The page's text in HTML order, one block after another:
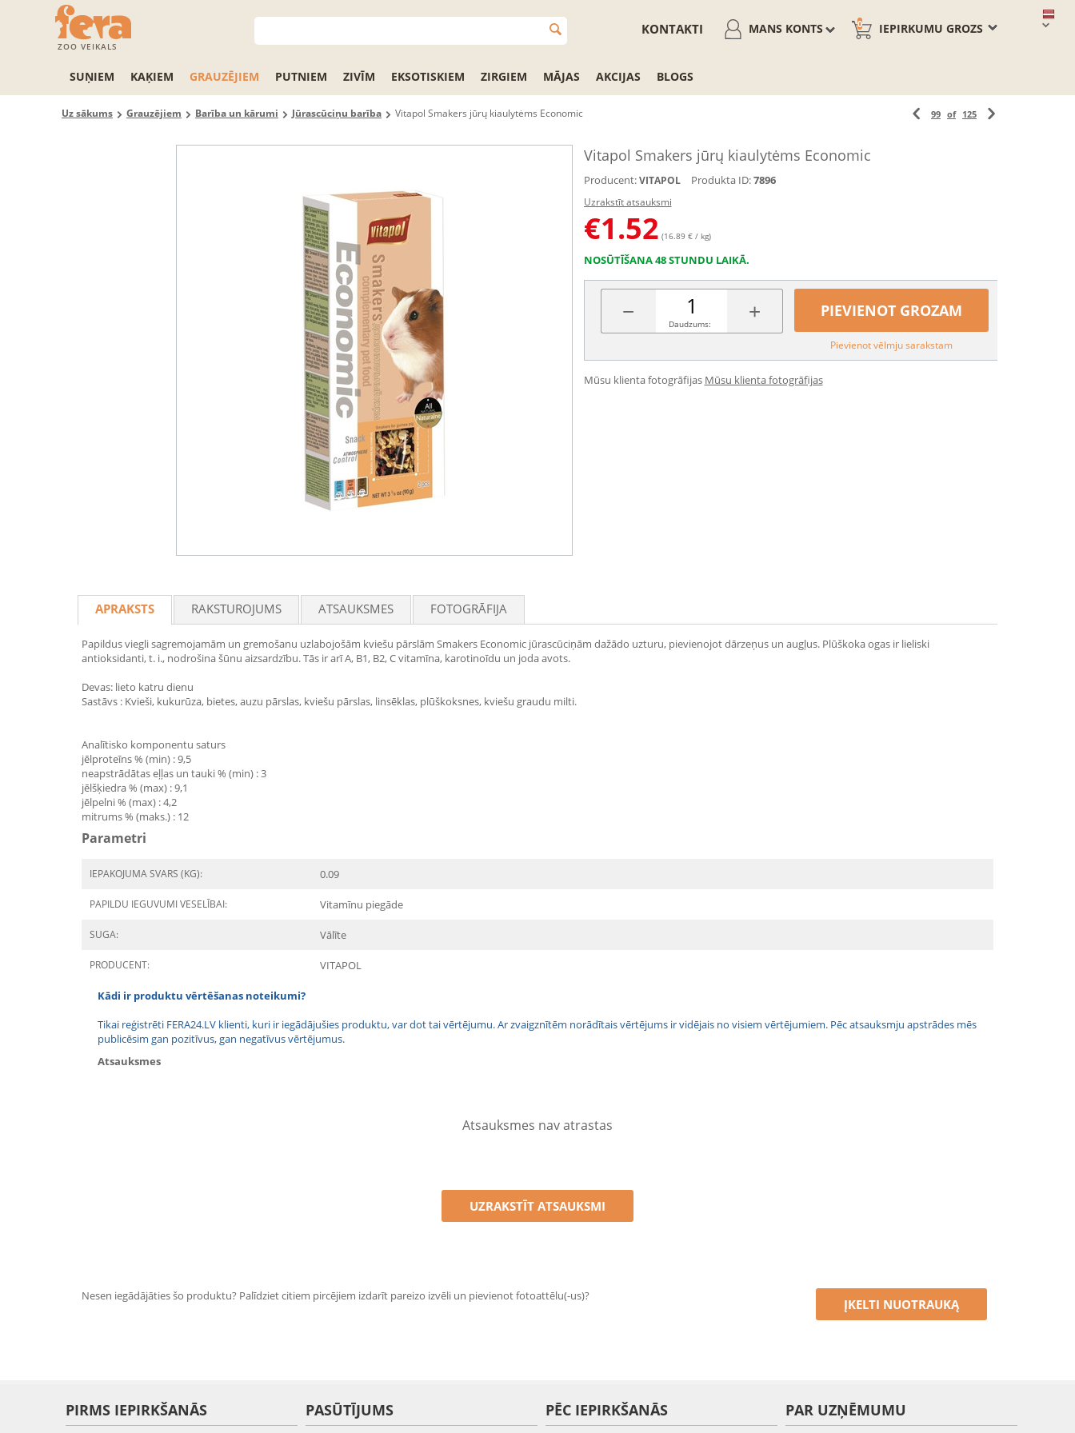
ZOO VEIKALS
IEPIRKUMU GROZS
0
MANS KONTS
KONTAKTI
SUŅIEM KAĶIEM GRAUZĒJIEM PUTNIEM ZIVĪM EKSOTISKIEM ZIRGIEM MĀJAS AKCIJAS BLOGS
Uz sākums Grauzējiem Barība un kārumi Jūrascūciņu barība Vitapol Smakers jūrų kiaulytėms Economic 99 of 125
Vitapol Smakers jūrų kiaulytėms Economic
Producent: VITAPOL Produkta ID:7896
Uzrakstīt atsauksmi
€1.52 (16.89 € / kg)
NOSŪTĪŠANA 48 STUNDU LAIKĀ.
− +
Daudzums:
PIEVIENOT GROZAM
Pievienot vēlmju sarakstam
Mūsu klienta fotogrāfijas Mūsu klienta fotogrāfijas
APRAKSTS RAKSTUROJUMS ATSAUKSMES FOTOGRĀFIJA
Papildus viegli sagremojamām un gremošanu uzlabojošām kviešu pārslām Smakers Economic jūrascūciņām dažādo uzturu, pievienojot dārzeņus un augļus. Plūškoka ogas ir lieliski
antioksidanti, t. i., nodrošina šūnu aizsardzību. Tās ir arī A, B1, B2, C vitamīna, karotinoīdu un joda avots.
Devas: lieto katru dienu
Sastāvs : Kvieši, kukurūza, bietes, auzu pārslas, kviešu pārslas, linsēklas, plūškoksnes, kviešu graudu milti.
Analītisko komponentu saturs
jēlproteīns % (min) : 9,5
neapstrādātas eļļas un tauki % (min) : 3
jēlšķiedra % (max) : 9,1
jēlpelni % (max) : 4,2
mitrums % (maks.) : 12
Parametri
IEPAKOJUMA SVARS (KG): 0.09
PAPILDU IEGUVUMI VESELĪBAI: Vitamīnu piegāde
SUGA: Vālīte
PRODUCENT: VITAPOL
Kādi ir produktu vērtēšanas noteikumi?
Tikai reģistrēti FERA24.LV klienti, kuri ir iegādājušies produktu, var dot tai vērtējumu. Ar zvaigznītēm norādītais vērtējums ir vidējais no visiem vērtējumiem. Pēc atsauksmju apstrādes mēs
publicēsim gan pozitīvus, gan negatīvus vērtējumus.
Atsauksmes
Atsauksmes nav atrastas
UZRAKSTĪT ATSAUKSMI
Nesen iegādājāties šo produktu? Palīdziet citiem pircējiem izdarīt pareizo izvēli un pievienot fotoattēlu(-us)?
ĮKELTI NUOTRAUKĄ
PIRMS IEPIRKŠANĀS PASŪTĪJUMS PĒC IEPIRKŠANĀS PAR UZŅĒMUMU